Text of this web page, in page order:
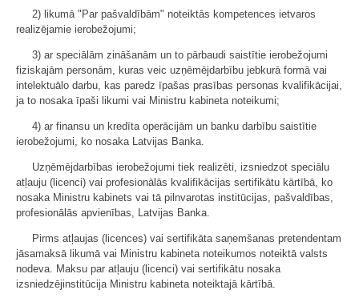
2) likumā "Par pašvaldībām" noteiktās kompetences ietvaros
realizējamie ierobežojumi;
3) ar speciālām zināšanām un to pārbaudi saistītie ierobežojumi
fiziskajām personām, kuras veic uzņēmējdarbību jebkurā formā vai
intelektuālo darbu, kas paredz īpašas prasības personas kvalifikācijai,
ja to nosaka īpaši likumi vai Ministru kabineta noteikumi;
4) ar finansu un kredīta operācijām un banku darbību saistītie
ierobežojumi, ko nosaka Latvijas Banka.
Uzņēmējdarbības ierobežojumi tiek realizēti, izsniedzot speciālu
atļauju (licenci) vai profesionālās kvalifikācijas sertifikātu kārtībā, ko
nosaka Ministru kabinets vai tā pilnvarotas institūcijas, pašvaldības,
profesionālās apvienības, Latvijas Banka.
Pirms atļaujas (licences) vai sertifikāta saņemšanas pretendentam
jāsamaksā likumā vai Ministru kabineta noteikumos noteiktā valsts
nodeva. Maksu par atļauju (licenci) vai sertifikātu nosaka
izsniedzējinstitūcija Ministru kabineta noteiktajā kārtībā.